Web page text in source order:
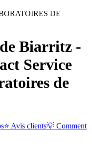
DE
Biarritz -
Service
de
⭐ Avis clients💡 Comment